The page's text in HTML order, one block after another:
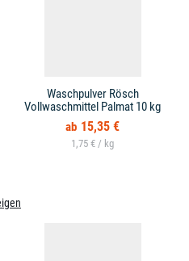
Waschpulver Rösch
Vollwaschmittel Palmat 10 kg
15,35 €
1,75 € /